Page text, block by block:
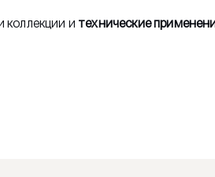
коллекции и технические